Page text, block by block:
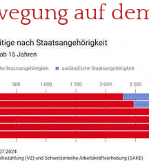
auf